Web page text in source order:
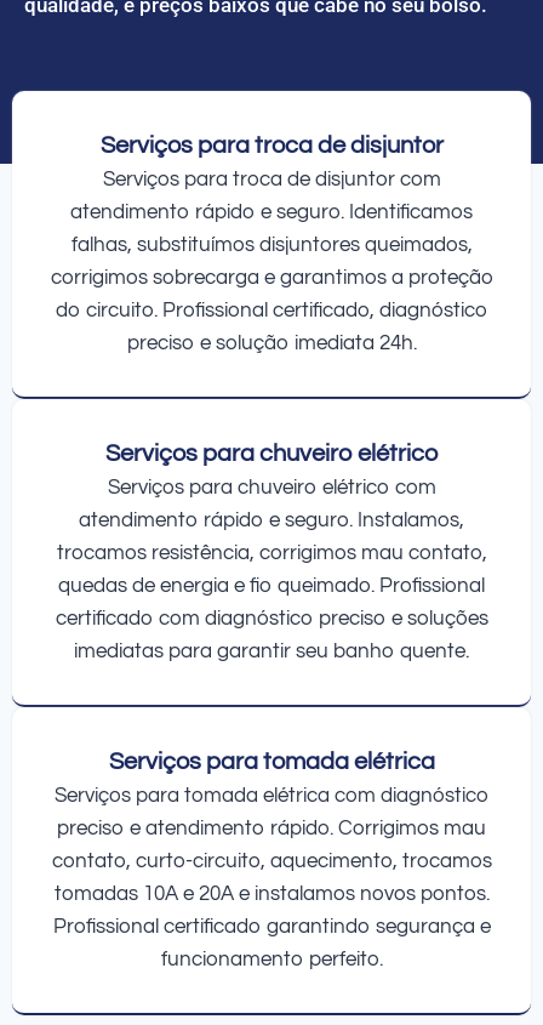
Serviços para troca de disjuntor
Serviços para troca de disjuntor com
atendimento rápido e seguro. Identificamos
falhas, substituímos disjuntores queimados,
corrigimos sobrecarga e garantimos a proteção
do circuito. Profissional certificado, diagnóstico
preciso e solução imediata 24h.
Serviços para chuveiro elétrico
Serviços para chuveiro elétrico com
atendimento rápido e seguro. Instalamos,
trocamos resistência, corrigimos mau contato,
quedas de energia e fio queimado. Profissional
certificado com diagnóstico preciso e soluções
imediatas para garantir seu banho quente.
Serviços para tomada elétrica
Serviços para tomada elétrica com diagnóstico
preciso e atendimento rápido. Corrigimos mau
contato, curto-circuito, aquecimento, trocamos
tomadas 10A e 20A e instalamos novos pontos.
Profissional certificado garantindo segurança e
funcionamento perfeito.